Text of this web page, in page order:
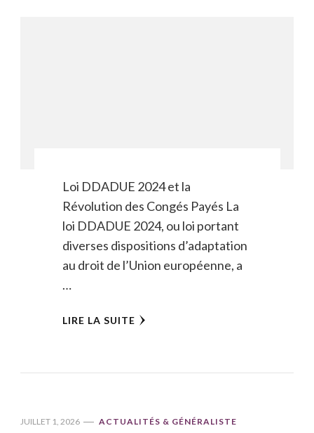
Loi DDADUE 2024 et la
Révolution des Congés Payés La
loi DDADUE 2024, ou loi portant
diverses dispositions d’adaptation
au droit de l’Union européenne, a
…
LIRE LA SUITE
JUILLET 1, 2026 ACTUALITÉS & GÉNÉRALISTE